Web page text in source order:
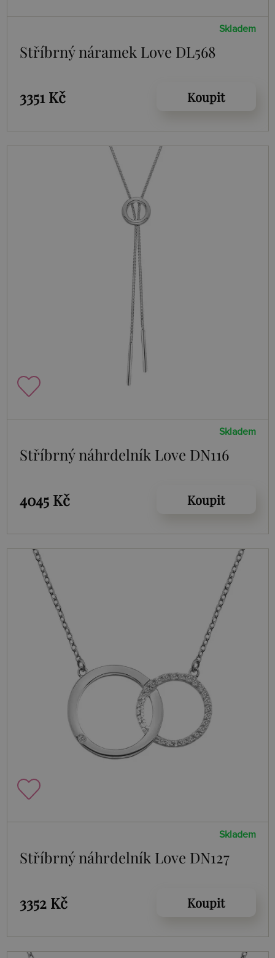
Skladem
Stříbrný náramek Love DL568
3351 Kč Koupit
Skladem
Stříbrný náhrdelník Love DN116
4045 Kč Koupit
Skladem
Stříbrný náhrdelník Love DN127
3352 Kč Koupit